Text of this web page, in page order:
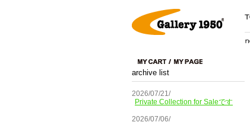
archive list
2026/07/21/
Private Collection for Saleです
2026/07/06/